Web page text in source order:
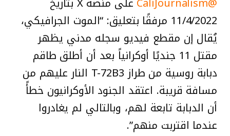
11/4/2022 مرفقًا بتعليق: “الموت الجرافيكي،
يُقال إن مقطع فيديو سجله مدني يظهر
مقتل 11 جنديًا أوكرانياً بعد أن أطلق طاقم
دبابة روسية من طراز T-72B3 النار عليهم من
مسافة قريبة. اعتقد الجنود الأوكرانيون خطأً
أن الدبابة تابعة لهم، وبالتالي لم يغادروا
عندما اقتربت منهم”.